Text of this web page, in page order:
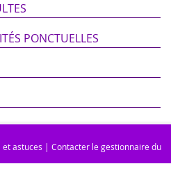
PONCTUELLES
et astuces | Contacter le gestionnaire du